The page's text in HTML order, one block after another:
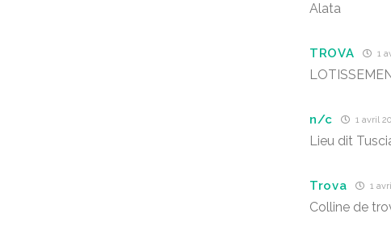
Alata
TROVA 1
n/c 1 avril
Lieu dit
Trova 1
Colline de